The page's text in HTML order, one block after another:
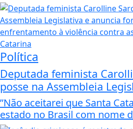
Política
Deputada feminista
posse na Assembleia
”Não aceitarei que Santa
estado no Brasil com nome